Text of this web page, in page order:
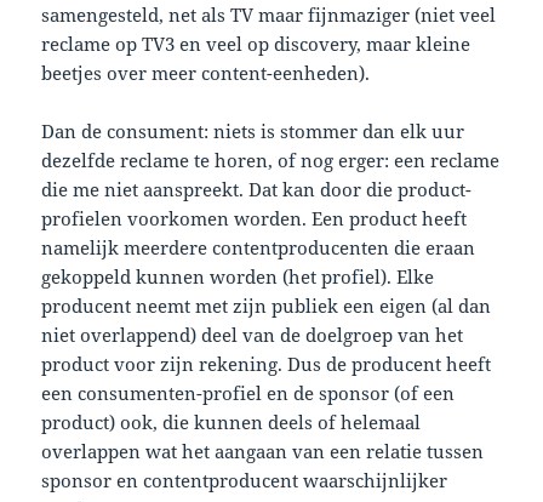
samengesteld, net als TV maar fijnmaziger (niet veel
reclame op TV3 en veel op discovery, maar kleine
beetjes over meer content-eenheden).
Dan de consument: niets is stommer dan elk uur
dezelfde reclame te horen, of nog erger: een reclame
die me niet aanspreekt. Dat kan door die product-
profielen voorkomen worden. Een product heeft
namelijk meerdere contentproducenten die eraan
gekoppeld kunnen worden (het profiel). Elke
producent neemt met zijn publiek een eigen (al dan
niet overlappend) deel van de doelgroep van het
product voor zijn rekening. Dus de producent heeft
een consumenten-profiel en de sponsor (of een
product) ook, die kunnen deels of helemaal
overlappen wat het aangaan van een relatie tussen
sponsor en contentproducent waarschijnlijker